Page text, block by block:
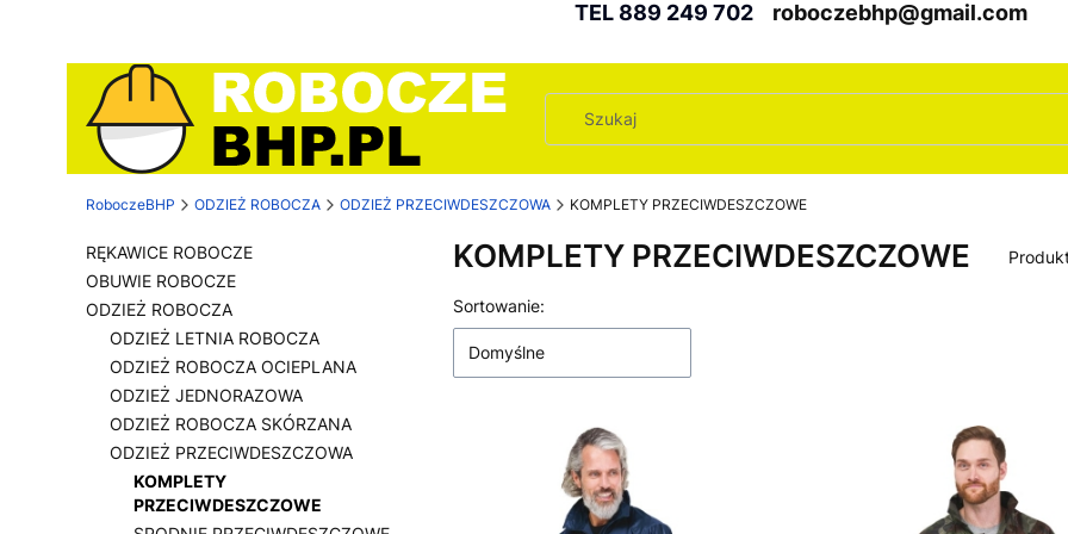
TEL 889 249 702 roboczebhp@gmail.com
RoboczeBHP ODZIEŻ ROBOCZA ODZIEŻ PRZECIWDESZCZOWA KOMPLETY PRZECIWDESZCZOWE
RĘKAWICE ROBOCZE
OBUWIE ROBOCZE
ODZIEŻ ROBOCZA
ODZIEŻ LETNIA ROBOCZA
ODZIEŻ ROBOCZA OCIEPLANA
ODZIEŻ JEDNORAZOWA
ODZIEŻ ROBOCZA SKÓRZANA
ODZIEŻ PRZECIWDESZCZOWA
KOMPLETY
PRZECIWDESZCZOWE
KOMPLETY PRZECIWDESZCZOWE
Lista produktów
Sortowanie:
Domyślne